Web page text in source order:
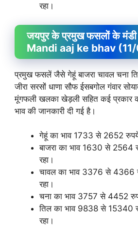
रहा।
जयपुर के प्रमुख फसलों के
Mandi aaj ke bhav
प्रमुख फसलें जैसे गेहूं बाजरा चावल चना
जीरा सरसों धाणा सौफ ईसबगोल गंवार
मूंगफली खलका खेड़ली सहित कई प्रकार
भाव की जानकारी दी गई है।
गेहूं का भाव 1733 से 2652 रुपये
बाजरा का भाव 1630 से 2564
रहा।
चावल का भाव 3376 से 4366
रहा।
चना का भाव 3757 से 4452
तिल का भाव 9838 से 15340
रहा।